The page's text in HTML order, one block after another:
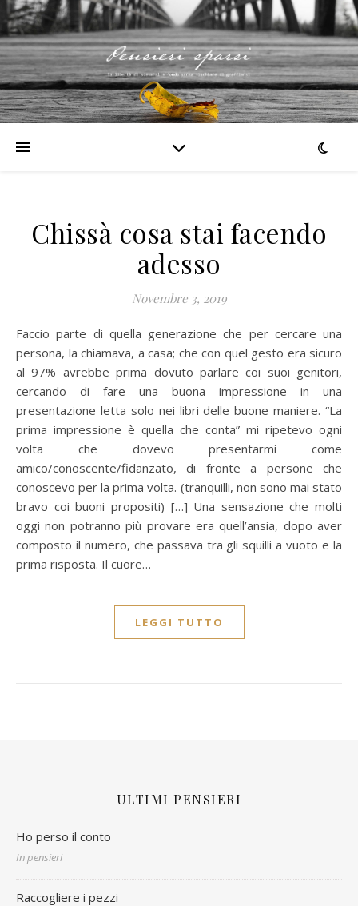
Chissà cosa stai facendo
adesso
Novembre 3, 2019
Faccio parte di quella generazione che per cercare una
persona, la chiamava, a casa; che con quel gesto era sicuro
al 97% avrebbe prima dovuto parlare coi suoi genitori,
cercando di fare una buona impressione in una
presentazione letta solo nei libri delle buone maniere. “La
prima impressione è quella che conta” mi ripetevo ogni
volta che dovevo presentarmi come
amico/conoscente/fidanzato, di fronte a persone che
conoscevo per la prima volta. (tranquilli, non sono mai stato
bravo coi buoni propositi) […] Una sensazione che molti
oggi non potranno più provare era quell’ansia, dopo aver
composto il numero, che passava tra gli squilli a vuoto e la
prima risposta. Il cuore…
LEGGI TUTTO
ULTIMI PENSIERI
Ho perso il conto
In pensieri
Raccogliere i pezzi